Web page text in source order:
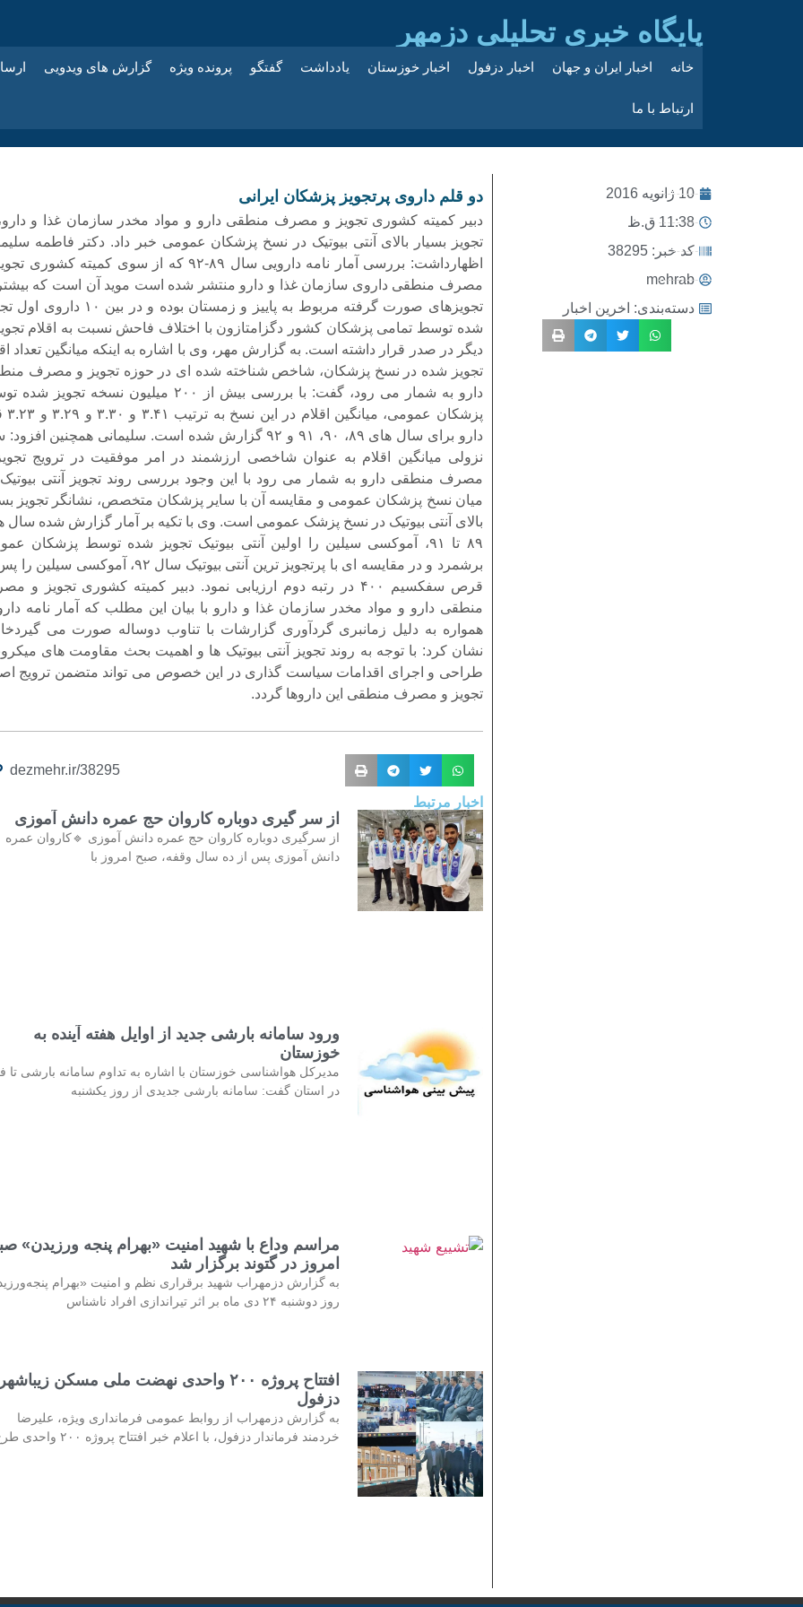
پایگاه خبری تحلیلی دزمهر
خانه اخبار ایران و جهان اخبار دزفول اخبار خوزستان یادداشت گفتگو پرونده ویژه گزارش های ویدویی
ارتباط با ما
10 ژانویه 2016
11:38 ق.ظ
کد خبر: 38295
mehrab
دسته‌بندی: اخرین اخبار
دو قلم داروی پرتجویز پزشکان ایرانی
دبیر کمیته کشوری تجویز و مصرف منطقی دارو و مواد مخدر سازمان غذا و
تجویز بسیار بالای آنتی بیوتیک در نسخ پزشکان عمومی خبر داد. دکتر فاطمه
اظهارداشت: بررسی آمار نامه دارویی سال ۸۹-۹۲ که از سوی کمیته کشوری
مصرف منطقی داروی سازمان غذا و دارو منتشر شده است موید آن است که
تجویزهای صورت گرفته مربوط به پاییز و زمستان بوده و در بین
شده توسط تمامی پزشکان کشور دگزامتازون با اختلاف فاحش نسبت به اقلام
دیگر در صدر قرار داشته است. به گزارش مهر، وی با اشاره به اینکه میانگین تعداد
تجویز شده در نسخ پزشکان، شاخص شناخته شده ای در حوزه تجویز و مصرف
دارو به شمار می رود، گفت: با بررسی بیش از ۲۰۰ میلیون نسخه تجویز
پزشکان عمومی،
دارو برای سال های ۸۹، ۹۰، ۹۱ و ۹۲ گزارش شده است. سلیمانی همچنین
نزولی میانگین اقلام به عنوان شاخصی ارزشمند در امر موفقیت در ترویج
مصرف منطقی دارو به شمار می رود با این وجود بررسی روند تجویز آنتی
میان نسخ پزشکان عمومی و مقایسه آن با سایر پزشکان متخصص، نشانگر تجویز
بالای آنتی بیوتیک در نسخ پزشک عمومی است. وی با تکیه بر آمار گزارش شده سال
۸۹ تا ۹۱، آموکسی سیلین را اولین آنتی بیوتیک تجویز شده توسط پزشکان
برشمرد و در مقایسه ای با پرتجویز ترین آنتی بیوتیک سال ۹۲، آموکسی
قرص سفکسیم ۴۰۰ در رتبه دوم ارزیابی نمود. دبیر کمیته کشوری تجویز و
منطقی دارو و مواد مخدر سازمان غذا و دارو با بیان این مطلب که آمار نامه
همواره به دلیل زمانبری گردآوری گزارشات با تناوب دوساله صورت می
نشان کرد: با توجه به روند تجویز آنتی بیوتیک ها و اهمیت بحث مقاومت های
طراحی و اجرای اقدامات سیاست گذاری در این خصوص می تواند متضمن ترویج
تجویز و مصرف منطقی این داروها گردد.
dezmehr.ir/38295
اخبار مرتبط
از سر گیری دوباره کاروان حج عمره دانش آموزی
از سرگیری دوباره کاروان حج عمره دانش آموزی 🔹کاروان عمره
دانش آموزی پس از ده سال وقفه، صبح امروز با
ورود سامانه بارشی جدید از اوایل هفته آینده به
خوزستان
مدیرکل هواشناسی خوزستان با اشاره به تداوم سامانه بارشی تا
در استان گفت: سامانه بارشی جدیدی از روز یکشنبه
مراسم وداع با شهید امنیت «بهرام پنجه ورزیدن»
امروز در گتوند برگزار شد
به گزارش دزمهراب شهید برقراری نظم و امنیت «بهرام
روز دوشنبه ۲۴ دی ماه بر اثر تیراندازی افراد ناشناس
افتتاح پروژه ۲۰۰ واحدی نهضت ملی مسکن
دزفول
به گزارش دزمهراب از روابط عمومی فرمانداری ویژه، علیرضا
خردمند فرماندار دزفول، با اعلام خبر افتتاح پروژه ۲۰۰ واحدی طرح